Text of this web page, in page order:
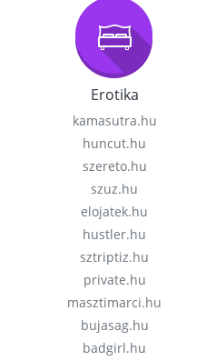
Erotika
kamasutra.hu
huncut.hu
szereto.hu
szuz.hu
elojatek.hu
hustler.hu
sztriptiz.hu
private.hu
masztimarci.hu
bujasag.hu
badgirl.hu